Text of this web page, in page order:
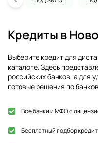
Кредиты в
Выберите кредит для
каталоге. Здесь
российских банков, а для
готовые решения по
Все банки и МФО с
Бесплатный подбор